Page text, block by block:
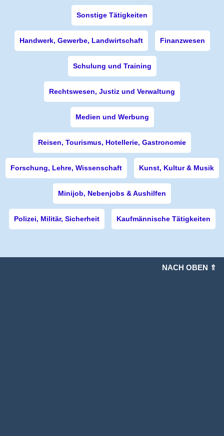
Sonstige Tätigkeiten
Handwerk, Gewerbe, Landwirtschaft Finanzwesen
Schulung und Training
Rechtswesen, Justiz und Verwaltung
Medien und Werbung
Reisen, Tourismus, Hotellerie, Gastronomie
Forschung, Lehre, Wissenschaft Kunst, Kultur & Musik
Minijob, Nebenjobs & Aushilfen
Polizei, Militär, Sicherheit Kaufmännische Tätigkeiten
NACH OBEN ⇑